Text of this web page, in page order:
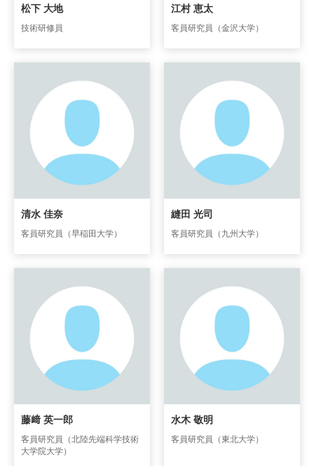
松下 大地
技術研修員
江村 恵太
客員研究員（金沢大学）
清水 佳奈
客員研究員（早稲田大学）
縫田 光司
客員研究員（九州大学）
藤﨑 英一郎
客員研究員（北陸先端科学技術
大学院大学）
水木 敬明
客員研究員（東北大学）